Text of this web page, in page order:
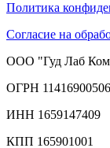
Политика
Согласие на
ООО "Гуд Лаб
ОГРН
ИНН 1659147409
КПП 165901001